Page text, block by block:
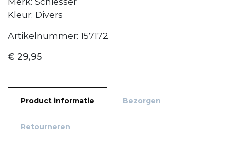
Kleur: Divers
Artikelnummer: 157172
€ 29,95
Product informatie Bezorgen
Retourneren